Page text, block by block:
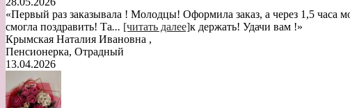
«Первый раз заказывала ! Молодцы! Оформила заказ, а через 1,5 часа
смогла поздравить! Та... [читать далее]к держать! Удачи вам !»
Крымская Наталия Ивановна ,
Пенсионерка, Отрадный
13.04.2026